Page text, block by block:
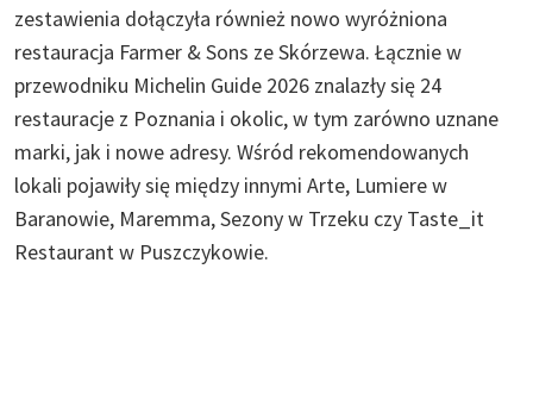
zestawienia dołączyła również nowo wyróżniona
restauracja Farmer & Sons ze Skórzewa. Łącznie w
przewodniku Michelin Guide 2026 znalazły się 24
restauracje z Poznania i okolic, w tym zarówno uznane
marki, jak i nowe adresy. Wśród rekomendowanych
lokali pojawiły się między innymi Arte, Lumiere w
Baranowie, Maremma, Sezony w Trzeku czy Taste_it
Restaurant w Puszczykowie.